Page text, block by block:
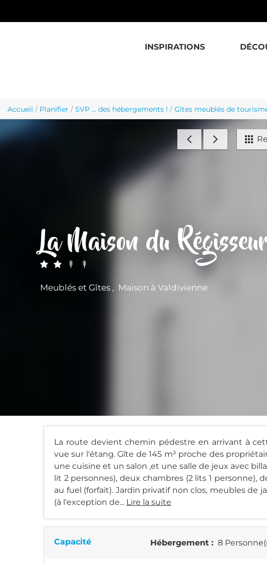
INSPIRATIONS
Accueil / Planifier / SVP ... des hébergements ! / Gîtes meublés de
La Maison du
Meublés et Gîtes , Maison à Valdivienne
La route devient chemin pédestre en arrivant à
vue sur l'étang. Gîte de 145 m² proche des
une cuisine et un salon ,et une salle de jeux avec
lit 2 personnes), deux chambres (2 lits 1 personne),
au fuel (forfait). Jardin privatif non clos, meubles de
(à l'exception de... Lire la suite
Capacité Hébergement : 8